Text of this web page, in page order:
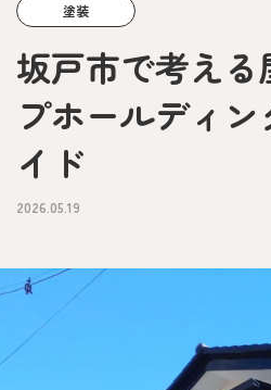
塗装
坂戸市で考え
プホールディ
イド
2026.05.19